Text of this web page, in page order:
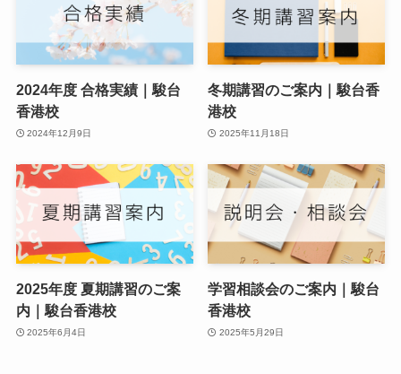
2024年度 合格実績｜駿台
香港校
2024年12月9日
冬期講習のご案内｜駿台香
港校
2025年11月18日
2025年度 夏期講習のご案
内｜駿台香港校
2025年6月4日
学習相談会のご案内｜駿台
香港校
2025年5月29日